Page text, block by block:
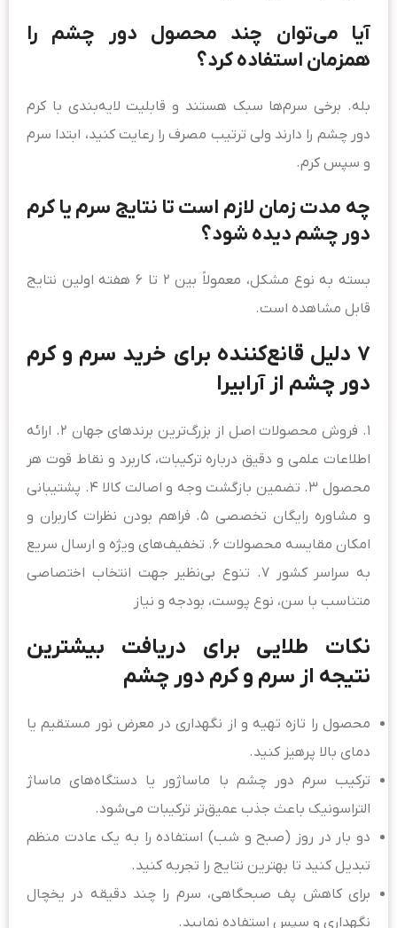
آیا می‌توان چند محصول دور چشم را
همزمان استفاده کرد؟
بله. برخی سرم‌ها سبک هستند و قابلیت لایه‌بندی با کرم
دور چشم را دارند ولی ترتیب مصرف را رعایت کنید، ابتدا سرم
و سپس کرم.
چه مدت زمان لازم است تا نتایج سرم یا کرم
دور چشم دیده شود؟
بسته به نوع مشکل، معمولاً بین ۲ تا ۶ هفته اولین نتایج
قابل مشاهده است.
۷ دلیل قانع‌کننده برای خرید سرم و کرم
دور چشم از آرابیرا
۱. فروش محصولات اصل از بزرگ‌ترین برندهای جهان ۲. ارائه
اطلاعات علمی و دقیق درباره ترکیبات، کاربرد و نقاط قوت هر
محصول ۳. تضمین بازگشت وجه و اصالت کالا ۴. پشتیبانی
و مشاوره رایگان تخصصی ۵. فراهم بودن نظرات کاربران و
امکان مقایسه محصولات ۶. تخفیف‌های ویژه و ارسال سریع
به سراسر کشور ۷. تنوع بی‌نظیر جهت انتخاب اختصاصی
متناسب با سن، نوع پوست، بودجه و نیاز
نکات طلایی برای دریافت بیشترین
نتیجه از سرم و کرم دور چشم
محصول را تازه تهیه و از نگهداری در معرض نور مستقیم یا
دمای بالا پرهیز کنید.
ترکیب سرم دور چشم با ماساژور یا دستگاه‌های ماساژ
التراسونیک باعث جذب عمیق‌تر ترکیبات می‌شود.
دو بار در روز (صبح و شب) استفاده را به یک عادت منظم
تبدیل کنید تا بهترین نتایج را تجربه کنید.
برای کاهش پف صبحگاهی، سرم را چند دقیقه در یخچال
نگهداری و سپس استفاده نمایید.